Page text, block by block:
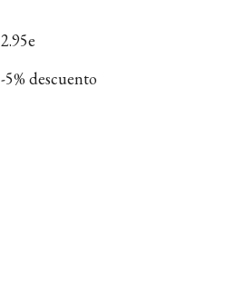
2.95e
-5% descuento